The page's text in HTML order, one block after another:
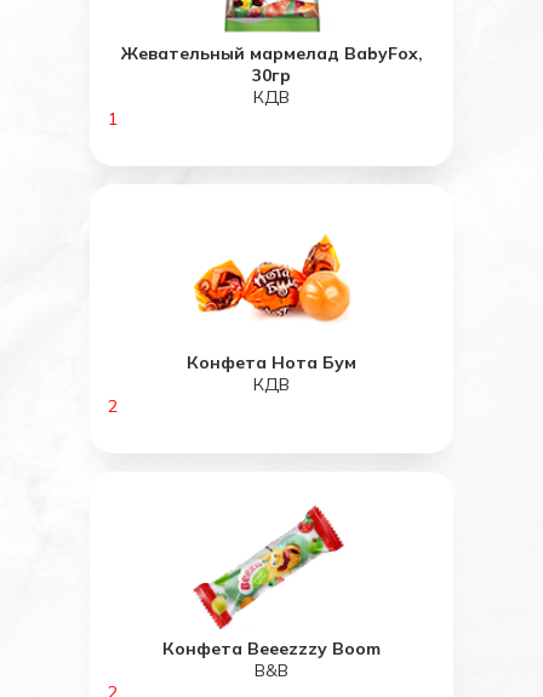
Жевательный мармелад BabyFox,
30гр
КДВ
1
Конфета Нота Бум
КДВ
2
Конфета Beeezzzy Boom
B&B
2